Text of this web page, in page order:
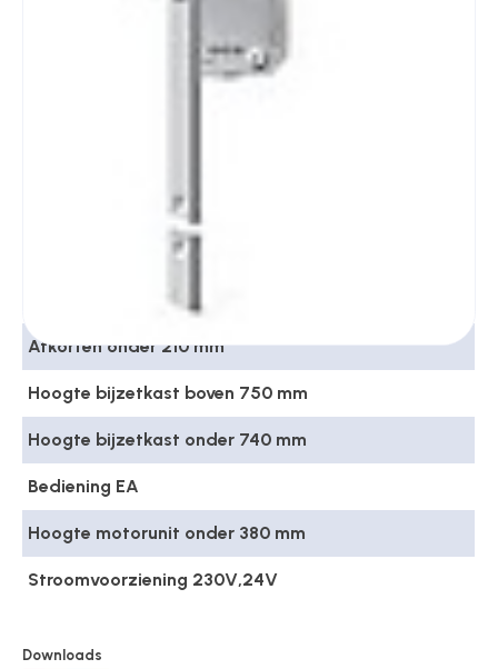
PC sparing Europrofiel 17 mm met vrijloop
Schoten bijzetkast Haakschoot
Krukhoogte 1050 mm
Afkorten boven 500 mm
Afkorten onder 210 mm
Hoogte bijzetkast boven 750 mm
Hoogte bijzetkast onder 740 mm
Bediening EA
Hoogte motorunit onder 380 mm
Stroomvoorziening 230V,24V
Downloads